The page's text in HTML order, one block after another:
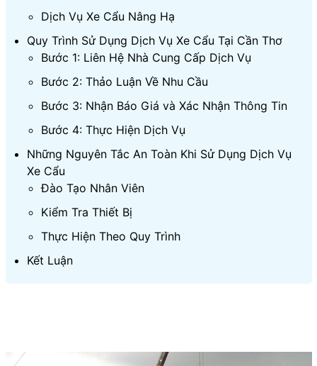
Dịch Vụ Xe Cẩu Nâng Hạ
Quy Trình Sử Dụng Dịch Vụ Xe Cẩu Tại Cần Thơ
Bước 1: Liên Hệ Nhà Cung Cấp Dịch Vụ
Bước 2: Thảo Luận Về Nhu Cầu
Bước 3: Nhận Báo Giá và Xác Nhận Thông Tin
Bước 4: Thực Hiện Dịch Vụ
Những Nguyên Tắc An Toàn Khi Sử Dụng Dịch Vụ
Xe Cẩu
Đào Tạo Nhân Viên
Kiểm Tra Thiết Bị
Thực Hiện Theo Quy Trình
Kết Luận